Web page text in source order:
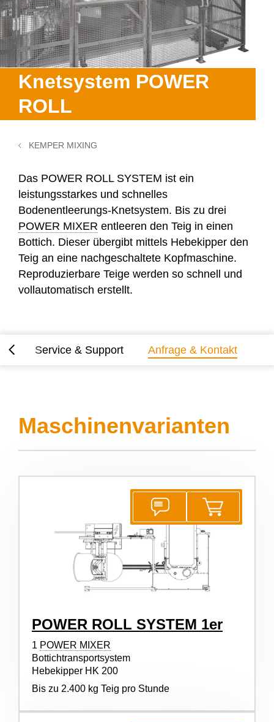
Fettbackgeräte
Teilen & Wirken Brötchen
Brötchenanlagen
Brotanlagen
Maschinenreiniger
Kontakt
WP SERVICELINE 24
Ersatzteile
Historie
Kooperationen
Praktikum
Von Rietberg in die Welt
Backzentrum
Veranstaltungen
Messetermine
Kontakt
Auslandsvertretungen
Kontakt & Anfahrt
Knetsystem POWER
ROLL
KEMPER MIXING
Das POWER ROLL SYSTEM ist ein
leistungsstarkes und schnelles
Bodenentleerungs-Knetsystem. Bis zu drei
POWER MIXER entleeren den Teig in einen
Bottich. Dieser übergibt mittels Hebekipper den
Teig an eine nachgeschaltete Kopfmaschine.
Reproduzierbare Teige werden so schnell und
vollautomatisch erstellt.
Service & Support Anfrage & Kontakt
Maschinenvarianten
POWER ROLL SYSTEM 1er
1 POWER MIXER
Bottichtransportsystem
Hebekipper HK 200
Bis zu 2.400 kg Teig pro Stunde